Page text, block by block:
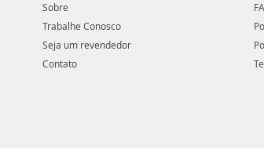
Sobre
Trabalhe Conosco
Seja um revendedor
Contato